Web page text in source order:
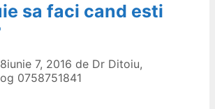
sa faci cand esti
iunie 7, 2016 de Dr Ditoiu,
0758751841